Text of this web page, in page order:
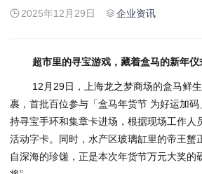
2025年12月29日 企业资讯
超市里的寻宝游戏，藏着盒马的新年仪
12月29日，上海龙之梦商场的盒马鲜
裹，首批百位参与「盒马年货节 为好运加
持寻宝手环和集章卡进场，根据现场工作人
活动字卡。同时，水产区玻璃缸里的帝王
自深海的珍馐，正是本次年货节万元大奖的